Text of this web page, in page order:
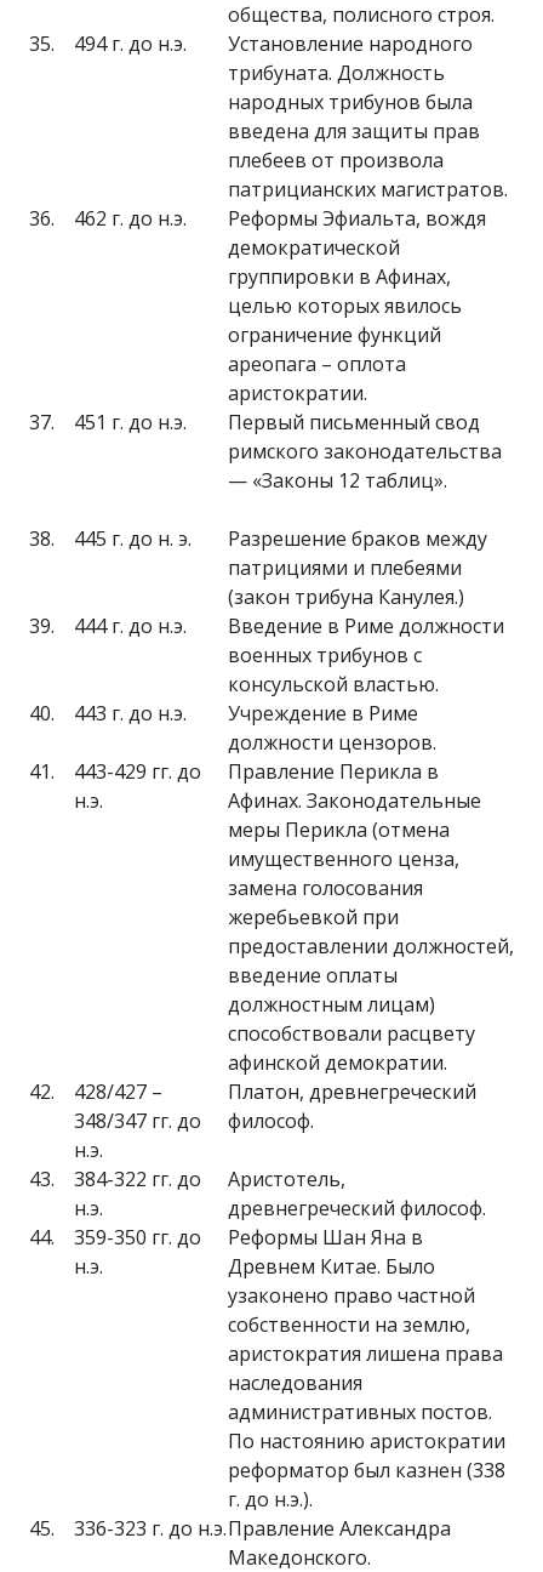
общества, полисного строя.
35.
494 г. до н.э.
Установление народного
трибуната. Должность
народных трибунов была
введена для защиты прав
плебеев от произвола
патрицианских магистратов.
36.
462 г. до н.э.
Реформы Эфиальта, вождя
демократической
группировки в Афинах,
целью которых явилось
ограничение функций
ареопага – оплота
аристократии.
37.
451 г. до н.э.
Первый письменный свод
римского законодательства
— «Законы 12 таблиц».
38. 445 г. до н. э.
Разрешение браков между
патрициями и плебеями
(закон трибуна Канулея.)
39.
444 г. до н.э.
Введение в Риме должности
военных трибунов с
консульской властью.
40.
443 г. до н.э.
Учреждение в Риме
должности цензоров.
41.
443-429 гг. до
н.э.
Правление Перикла в
Афинах. Законодательные
меры Перикла (отмена
имущественного ценза,
замена голосования
жеребьевкой при
предоставлении должностей,
введение оплаты
должностным лицам)
способствовали расцвету
афинской демократии.
42.
428/427 –
348/347 гг. до
н.э.
Платон, древнегреческий
философ.
43.
384-322 гг. до
н.э.
Аристотель,
древнегреческий философ.
44.
359-350 гг. до
н.э.
Реформы Шан Яна в
Древнем Китае. Было
узаконено право частной
собственности на землю,
аристократия лишена права
наследования
административных постов.
По настоянию аристократии
реформатор был казнен (338
г. до н.э.).
45.
336-323 г. до н.э.Правление Александра
Македонского.